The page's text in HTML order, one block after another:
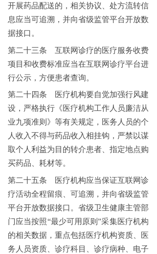
开展药品配送的，相关协议、处方流转信
息应当可追溯，并向省级监管平台开放数
据接口。
第二十三条 互联网诊疗的医疗服务收费
项目和收费标准应当在互联网诊疗平台进
行公示，方便患者查询。
第二十四条 医疗机构要自觉加强行风建
设，严格执行《医疗机构工作人员廉洁从
业九项准则》等有关规定，医务人员的个
人收入不得与药品收入相挂钩，严禁以谋
取个人利益为目的转介患者、指定地点购
买药品、耗材等。
第二十五条 医疗机构应当保证互联网诊
疗活动全程留痕、可追溯，并向省级监管
平台开放数据接口。省级卫生健康主管部
门应当按照“最少可用原则”采集医疗机构
的相关数据，重点包括医疗机构资质、医
务人员资质、诊疗科目、诊疗病种、电子